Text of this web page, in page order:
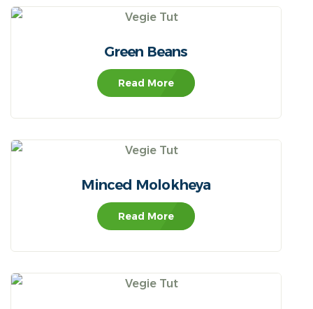
Green Beans
Read More
Minced Molokheya
Read More